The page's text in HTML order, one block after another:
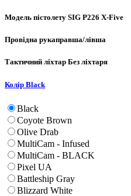
Модель пістолету SIG P226 X-Five
Провідна рукаправша/лівша
Тактичний ліхтар Без ліхтаря
Колір Black
Black
Coyote Brown
Olive Drab
MultiCam - Infused
MultiCam - BLACK
Pixel UA
Battleship Gray
Blizzard White